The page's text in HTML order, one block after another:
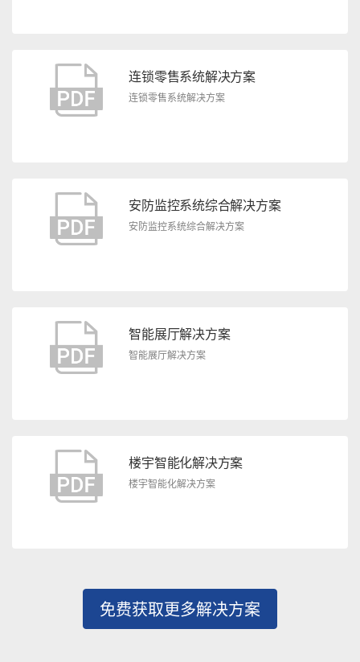
连锁零售系统解决方案
连锁零售系统解决方案
安防监控系统综合解决方案
安防监控系统综合解决方案
智能展厅解决方案
智能展厅解决方案
楼宇智能化解决方案
楼宇智能化解决方案
免费获取更多解决方案